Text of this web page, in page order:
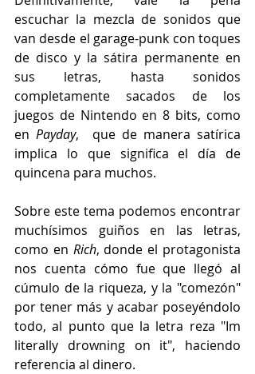
escuchar la mezcla de sonidos que
van desde el garage-punk con toques
de disco y la sátira permanente en
sus letras, hasta sonidos
completamente sacados de los
juegos de Nintendo en 8 bits, como
en Payday,  que de manera satírica
implica lo que significa el día de
quincena para muchos.
Sobre este tema podemos encontrar
muchísimos guiños en las letras,
como en Rich, donde el protagonista
nos cuenta cómo fue que llegó al
cúmulo de la riqueza, y la "comezón"
por tener más y acabar poseyéndolo
todo, al punto que la letra reza "Im
literally drowning on it", haciendo
referencia al dinero.